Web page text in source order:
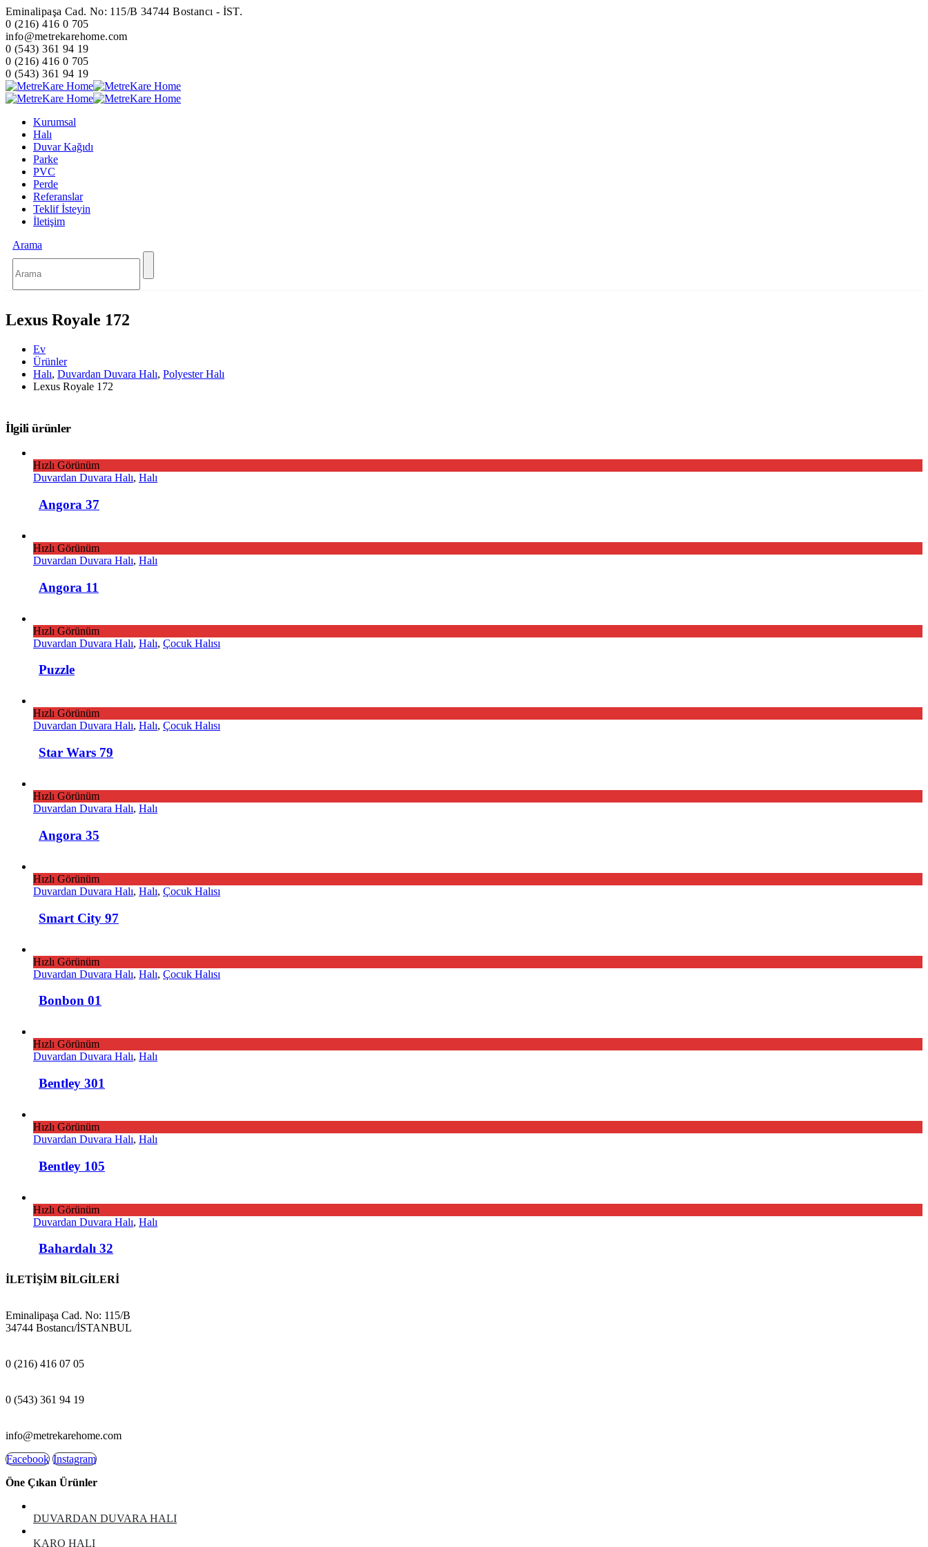
Eminalipaşa Cad. No: 115/B 34744 Bostancı - İST.
0 (216) 416 0 705
info@metrekarehome.com
0 (543) 361 94 19
0 (216) 416 0 705
0 (543) 361 94 19
Kurumsal
Halı
Duvar Kağıdı
Parke
PVC
Perde
Referanslar
Teklif İsteyin
İletişim
Arama
Lexus Royale 172
Ev
Ürünler
Halı, Duvardan Duvara Halı, Polyester Halı
Lexus Royale 172
İlgili ürünler
Hızlı Görünüm
Duvardan Duvara Halı, Halı
Angora 37
Hızlı Görünüm
Duvardan Duvara Halı, Halı
Angora 11
Hızlı Görünüm
Duvardan Duvara Halı, Halı, Çocuk Halısı
Puzzle
Hızlı Görünüm
Duvardan Duvara Halı, Halı, Çocuk Halısı
Star Wars 79
Hızlı Görünüm
Duvardan Duvara Halı, Halı
Angora 35
Hızlı Görünüm
Duvardan Duvara Halı, Halı, Çocuk Halısı
Smart City 97
Hızlı Görünüm
Duvardan Duvara Halı, Halı, Çocuk Halısı
Bonbon 01
Hızlı Görünüm
Duvardan Duvara Halı, Halı
Bentley 301
Hızlı Görünüm
Duvardan Duvara Halı, Halı
Bentley 105
Hızlı Görünüm
Duvardan Duvara Halı, Halı
Bahardalı 32
İLETİŞİM BİLGİLERİ
Eminalipaşa Cad. No: 115/B
34744 Bostancı/İSTANBUL
0 (216) 416 07 05
0 (543) 361 94 19
info@metrekarehome.com
Facebook Instagram
Öne Çıkan Ürünler
DUVARDAN DUVARA HALI
KARO HALI